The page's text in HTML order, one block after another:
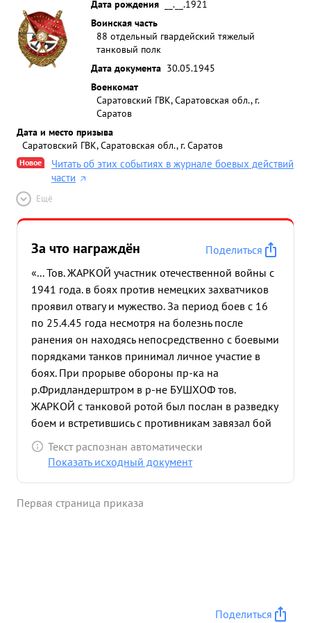
Дата рождения
__.__.1921
Воинская часть
88 отдельный гвардейский тяжелый
танковый полк
Дата документа 30.05.1945
Военкомат
Саратовский ГВК, Саратовская обл., г.
Саратов
Дата и место призыва
Саратовский ГВК, Саратовская обл., г. Саратов
Новое
Читать об этих событиях в журнале боевых действий
части
Ещё
За что награждён
Поделиться
«... Тов. ЖАРКОЙ участник отечественной войны с
1941 года. в боях против немецких захватчиков
проявил отвагу и мужество. За период боев с 16
по 25.4.45 года несмотря на болезнь после
ранения он находясь непосредственно с боевыми
порядками танков принимал личное участие в
боях. При прорыве обороны пр-ка на
р.Фридландерштром в р-не БУШХОФ тов.
ЖАРКОЙ с танковой ротой был послан в разведку
боем и встретившись с противникам завязал бой
,где было подбито и уничтожено 6 самоходок
противника несколько пулеметных точек и де 30
успешному прорыву сильно укрепленной
Текст распознан автоматически
Показать исходный документ
Первая страница приказа
Поделиться